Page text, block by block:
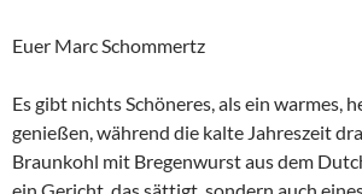
Euer Marc Schommertz
Es gibt nichts Schöneres, als ein warmes,
genießen, während die kalte Jahreszeit
Braunkohl mit Bregenwurst aus dem
ein Gericht, das sättigt, sondern auch